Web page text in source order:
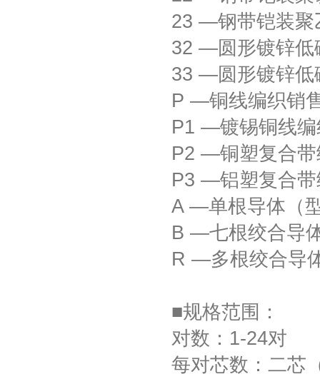
23 —钢带铠装聚
32 —圆形镀锌低
33 —圆形镀锌低
P —铜线编织销
P1 —镀锡铜线编
P2 —铜塑复合带
P3 —铝塑复合带
A —单根导体（
B —七根绞合导
R —多根绞合导
■规格范围：
对数：1-24对
每对芯数：二芯